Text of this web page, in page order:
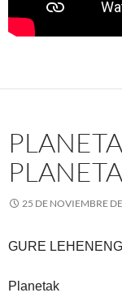
25 DE NOVIEMBRE
GURE
Planetak